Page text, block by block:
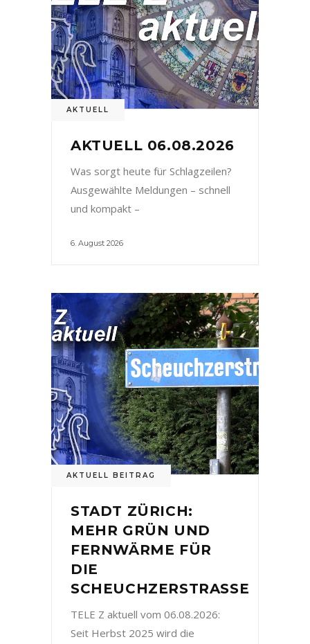
AKTUELL
AKTUELL 06.08.2026
Was sorgt heute für Schlagzeilen?
Ausgewählte Meldungen – schnell
und kompakt –
6. August 2026
AKTUELL BEITRAG
STADT ZÜRICH:
MEHR GRÜN UND
FERNWÄRME FÜR
DIE
SCHEUCHZERSTRASSE
TELE Z aktuell vom 06.08.2026:
Seit Herbst 2025 wird die